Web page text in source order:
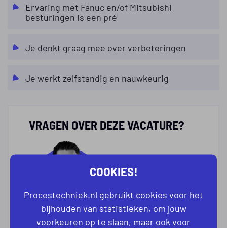
Ervaring met Fanuc en/of Mitsubishi
besturingen is een pré
Je denkt graag mee over verbeteringen
Je werkt zelfstandig en nauwkeurig
VRAGEN OVER DEZE VACATURE?
COOKIES!
Procestechniek.nl gebruikt cookies voor het
bijhouden van statistieken, om jouw
voorkeuren op te slaan, maar ook voor